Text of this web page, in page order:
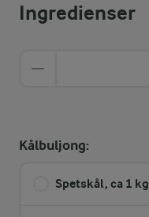
Ingredienser
Kålbuljong:
Spetskål, ca 1 kg